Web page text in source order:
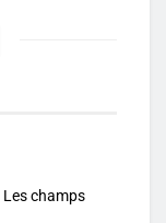
Les champs